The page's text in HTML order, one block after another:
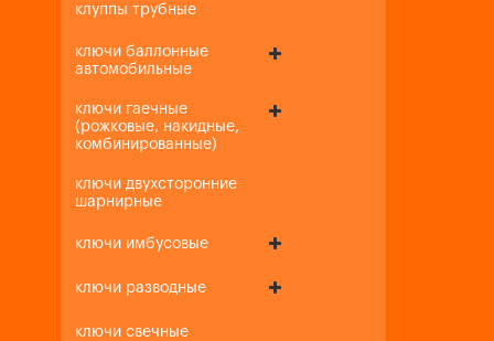
клуппы трубные
ключи баллонные
автомобильные
ключи гаечные
(рожковые, накидные,
комбинированные)
ключи двухсторонние
шарнирные
ключи имбусовые
ключи разводные
ключи свечные